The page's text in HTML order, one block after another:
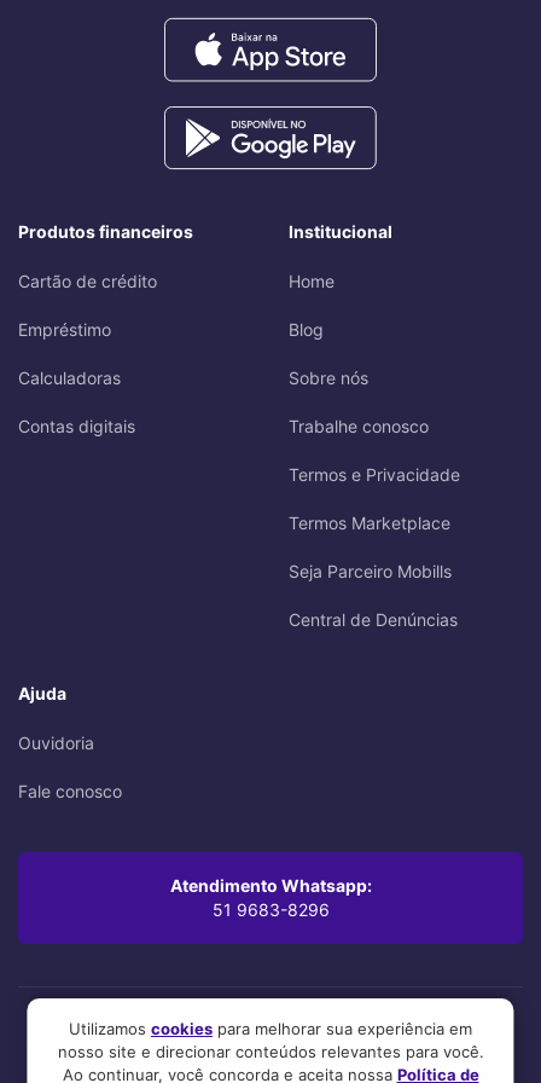
Produtos financeiros
Cartão de crédito
Empréstimo
Calculadoras
Contas digitais
Institucional
Home
Blog
Sobre nós
Trabalhe conosco
Termos e Privacidade
Termos Marketplace
Seja Parceiro Mobills
Central de Denúncias
Ajuda
Ouvidoria
Fale conosco
Atendimento Whatsapp:
51 9683-8296
Oi! Leu até aqui? Você se preocupa com os mínimos detalhes,
mesmo. A gente também.
Utilizamos cookies para melhorar sua experiência em
nosso site e direcionar conteúdos relevantes para você.
Ao continuar, você concorda e aceita nossa Política de